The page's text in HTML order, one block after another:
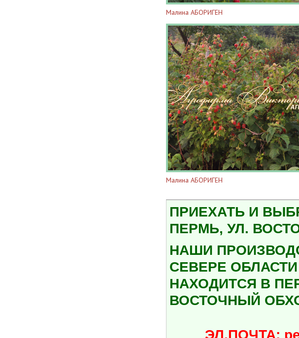
Малина АБОРИГЕН
Малина АБОРИГЕН
ПРИЕХАТЬ И
ПЕРМЬ, УЛ.
НАШИ
СЕВЕРЕ
НАХОДИТСЯ В
ВОСТОЧНЫЙ
ЭЛ.ПОЧТА: